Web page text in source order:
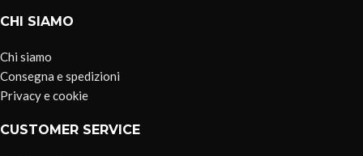
CHI SIAMO
Chi siamo
Consegna e spedizioni
Privacy e cookie
CUSTOMER SERVICE